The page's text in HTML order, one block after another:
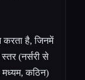
है, जिनमें
(नर्सरी से
मध्यम, कठिन)